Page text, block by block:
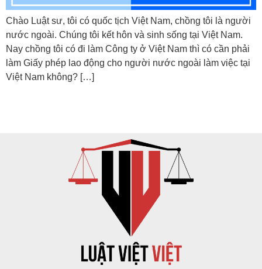
Chào Luật sư, tôi có quốc tịch Việt Nam, chồng tôi là người
nước ngoài. Chúng tôi kết hôn và sinh sống tại Việt Nam.
Nay chồng tôi có đi làm Công ty ở Việt Nam thì có cần phải
làm Giấy phép lao động cho người nước ngoài làm việc tại
Việt Nam không? […]